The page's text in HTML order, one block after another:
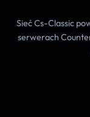
Sieć Cs-Classic
serwerach